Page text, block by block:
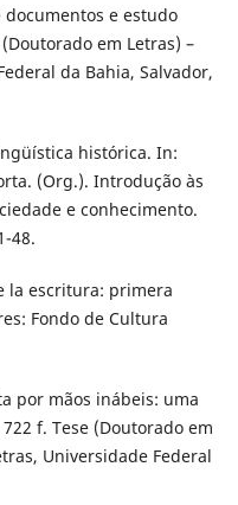
e estudo
em Letras) –
da Bahia, Salvador,
histórica. In:
(Org.). Introdução às
e conhecimento.
48.
la escritura: primera
Fondo de Cultura
por mãos inábeis: uma
f. Tese (Doutorado em
Universidade Federal